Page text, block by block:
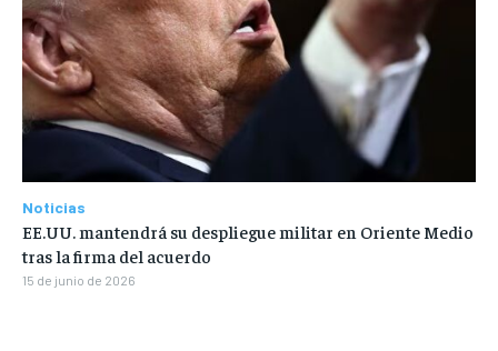
Noticias
EE.UU. mantendrá su despliegue militar en Oriente Medio
tras la firma del acuerdo
15 de junio de 2026